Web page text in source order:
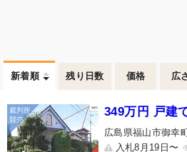
新着順 残り日数 価格 広
349万円 戸建
広島県福山市御幸
入札8月19日〜